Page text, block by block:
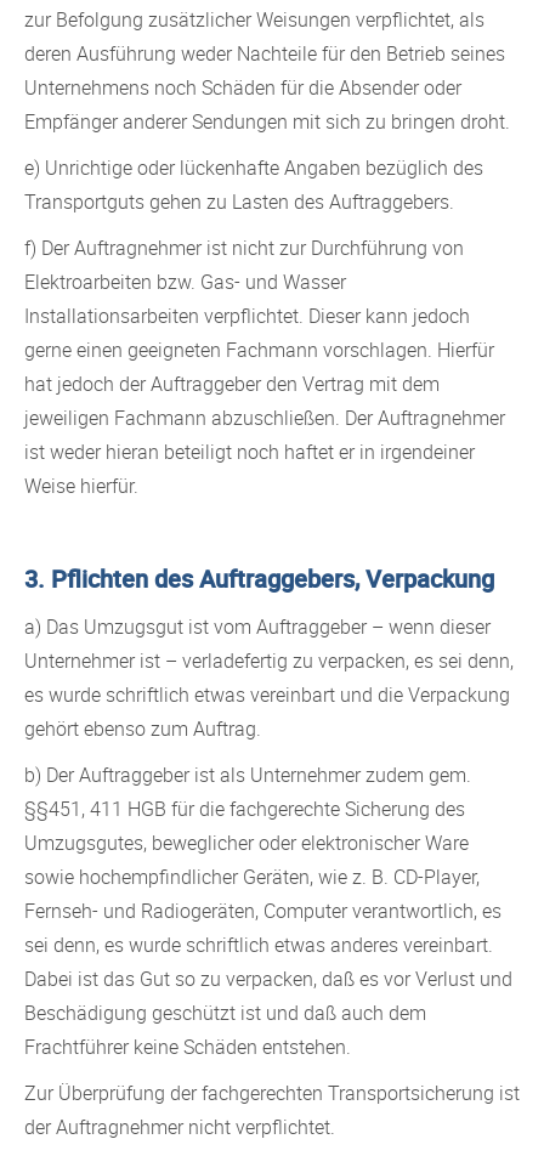
zur Befolgung zusätzlicher Weisungen verpflichtet, als
deren Ausführung weder Nachteile für den Betrieb seines
Unternehmens noch Schäden für die Absender oder
Empfänger anderer Sendungen mit sich zu bringen droht.
e) Unrichtige oder lückenhafte Angaben bezüglich des
Transportguts gehen zu Lasten des Auftraggebers.
f) Der Auftragnehmer ist nicht zur Durchführung von
Elektroarbeiten bzw. Gas- und Wasser
Installationsarbeiten verpflichtet. Dieser kann jedoch
gerne einen geeigneten Fachmann vorschlagen. Hierfür
hat jedoch der Auftraggeber den Vertrag mit dem
jeweiligen Fachmann abzuschließen. Der Auftragnehmer
ist weder hieran beteiligt noch haftet er in irgendeiner
Weise hierfür.
3. Pflichten des Auftraggebers, Verpackung
a) Das Umzugsgut ist vom Auftraggeber – wenn dieser
Unternehmer ist – verladefertig zu verpacken, es sei denn,
es wurde schriftlich etwas vereinbart und die Verpackung
gehört ebenso zum Auftrag.
b) Der Auftraggeber ist als Unternehmer zudem gem.
§§451, 411 HGB für die fachgerechte Sicherung des
Umzugsgutes, beweglicher oder elektronischer Ware
sowie hochempfindlicher Geräten, wie z. B. CD-Player,
Fernseh- und Radiogeräten, Computer verantwortlich, es
sei denn, es wurde schriftlich etwas anderes vereinbart.
Dabei ist das Gut so zu verpacken, daß es vor Verlust und
Beschädigung geschützt ist und daß auch dem
Frachtführer keine Schäden entstehen.
Zur Überprüfung der fachgerechten Transportsicherung ist
der Auftragnehmer nicht verpflichtet.